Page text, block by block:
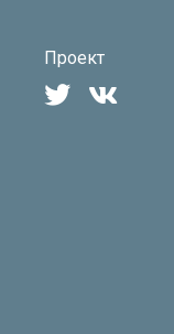
Проект
 